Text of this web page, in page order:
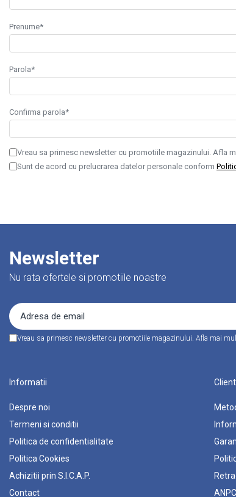
■ Echipamente de ridicare
■ Produse sezoniere
■ Produse universale
■ Scule si echipamente pneumatice
■ Consumabile vopsitorie
■ Lampi camioane
■ Mobilier service
■ Vulcanizare
■ Vopsea spray
■ Bancuri de scule
► Ulei motor autoturisme
■ Ulei motor MOBIL
■ Ulei motor VALVOLINE
■ Ulei motor ROWE
Prenume*
Parola*
Confirma parola*
Vreau sa primesc newsletter cu promotiile magazinului. Afla
Sunt de acord cu prelucrarea datelor personale conform
Newsletter
Nu rata ofertele si promotiile noastre
Vreau sa primesc newsletter cu promotiile magazinului. Afla mai
Informatii
Despre noi
Termeni si conditii
Politica de confidentialitate
Politica Cookies
Achizitii prin S.I.C.A.P.
Contact
ANPC